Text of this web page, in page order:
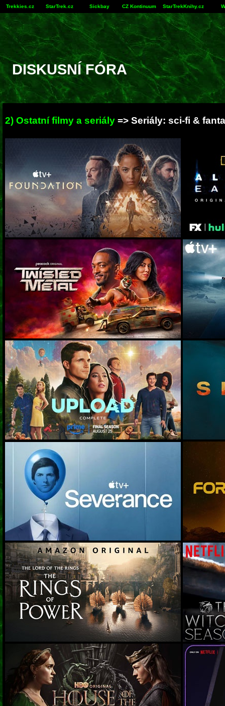
Trekkies.cz StarTrek.cz Sickbay CZ Kontinuum StarTrekKnihy.cz
DISKUSNÍ FÓRA
2) Ostatní filmy a seriály => Seriály: sci-fi &